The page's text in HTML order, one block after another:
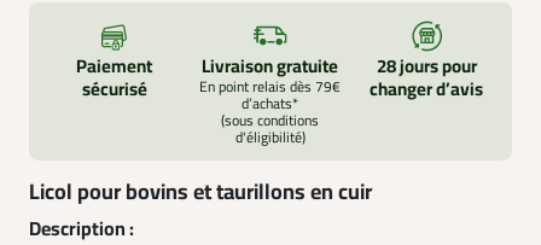
Paiement
sécurisé
Livraison gratuite
En point relais dès 79€
d’achats*
(sous conditions
d'éligibilité)
28 jours pour
changer d’avis
Licol pour bovins et taurillons en cuir
Description :